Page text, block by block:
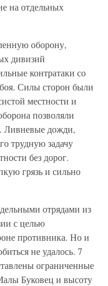
на отдельных
оборону,
дивизий
контратаки со
Силы сторон были
местности и
позволяли
Ливневые дожди,
трудную задачу
без дорог.
грязь и сильно
отрядами из
с целью
противника. Но и
не удалось. 7
ограниченные
Буковец и высоту